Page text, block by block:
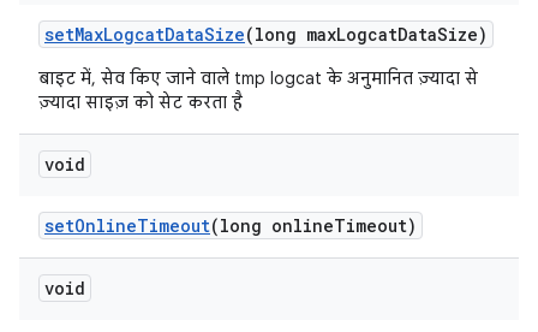
setMaxLogcatDataSize(long maxLogcatDataSize)
बाइट में, सेव किए जाने वाले tmp logcat के अनुमानित ज़्यादा से
ज़्यादा साइज़ को सेट करता है
void
setOnlineTimeout(long onlineTimeout)
void